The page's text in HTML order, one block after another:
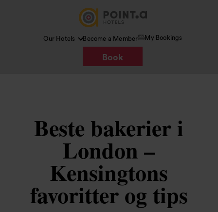
Our Hotels Become a Member My Bookings
Book
Beste bakerier i
London –
Kensingtons
favoritter og tips